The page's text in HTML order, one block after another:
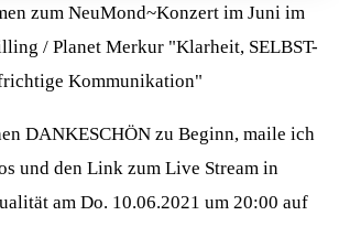
zum NeuMond~Konzert im Juni im
/ Planet Merkur "Klarheit, SELBST-
Kommunikation"
DANKESCHÖN zu Beginn, maile ich
und den Link zum Live Stream in
am Do. 10.06.2021 um 20:00 auf